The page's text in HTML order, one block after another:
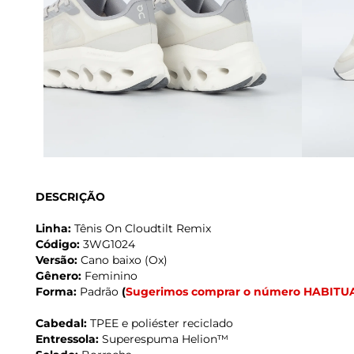
DESCRIÇÃO
Linha: Tênis On Cloudtilt Remix
Código: 3WG1024
Versão: Cano baixo (Ox)
Gênero: Feminino
Forma: Padrão (Sugerimos comprar o número
Cabedal: TPEE e poliéster reciclado
Entressola: Superespuma Helion™